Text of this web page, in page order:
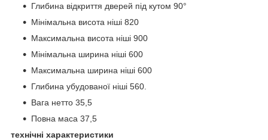
Глибина відкриття дверей під кутом 90°
Мінімальна висота ніші 820
Максимальна висота ніші 900
Мінімальна ширина ніші 600
Максимальна ширина ніші 600
Глибина убудованої ніші 560.
Вага нетто 35,5
Повна маса 37,5
технічні характеристики